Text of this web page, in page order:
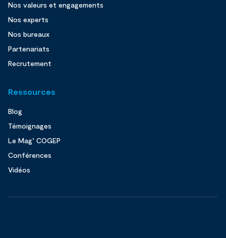
Nos valeurs et engagements
Nos experts
Nos bureaux
Partenariats
Recrutement
Ressources
Blog
Témoignages
Le Mag’ COGEP
Conférences
Vidéos